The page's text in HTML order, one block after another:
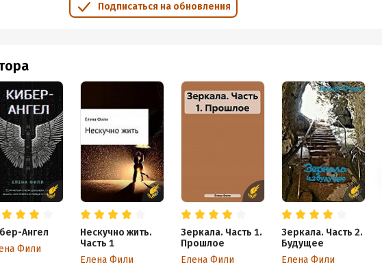
Подписаться на обновления
Ангел
Фили
Нескучно жить.
Часть 1
Елена Фили
Зеркала. Часть 1.
Прошлое
Елена Фили
Зеркала. Часть 2.
Будущее
Елена Фили